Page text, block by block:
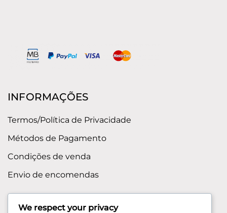
INFORMAÇÕES
Termos/Política de Privacidade
Métodos de Pagamento
Condições de venda
Envio de encomendas
We respect your privacy